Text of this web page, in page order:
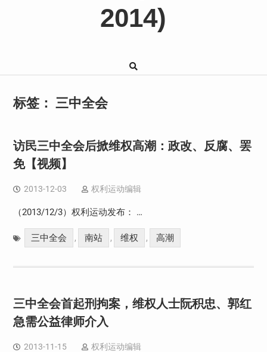
2014)
标签： 三中全会
访民三中全会后掀维权高潮：政改、反腐、罢
免【视频】
2013-12-03 权利运动编辑
（2013/12/3）权利运动发布： …
三中全会 , 南站 , 维权 , 高潮
三中全会首起刑拘案，维权人士阮积忠、郭红
急需公益律师介入
2013-11-15 权利运动编辑